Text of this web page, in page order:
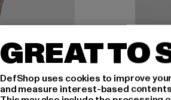
GREAT TO
DefShop uses cookies to improve
and measure interest-based